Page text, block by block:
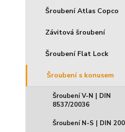
Šroubení Atlas Copco
Závitová šroubení
Šroubení Flat Lock
Šroubení s konusem
Šroubení V-N | DIN
8537/20036
Šroubení N-S | DIN